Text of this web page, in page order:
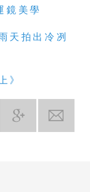
鏡美學
天拍出冷冽
》